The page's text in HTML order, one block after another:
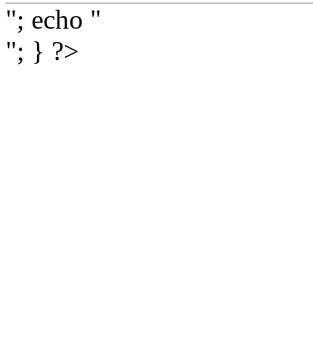
"; echo "
"; } ?>